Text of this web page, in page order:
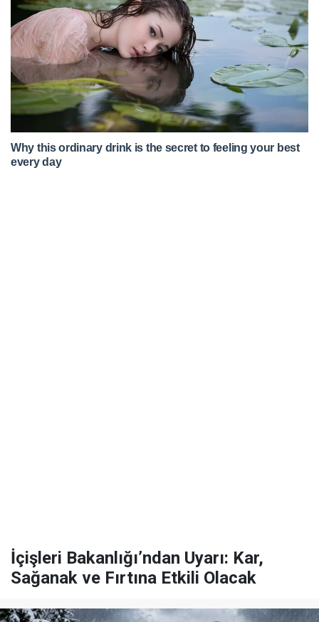
İçişleri Bakanlığı’ndan Uyarı: Kar,
Sağanak ve Fırtına Etkili Olacak